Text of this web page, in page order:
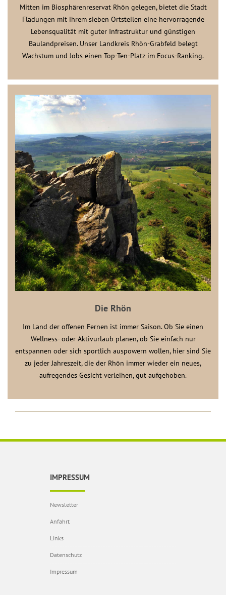
Mitten im Biosphärenreservat Rhön gelegen, bietet die Stadt
Fladungen mit ihrem sieben Ortsteilen eine hervorragende
Lebensqualität mit guter Infrastruktur und günstigen
Baulandpreisen. Unser Landkreis Rhön-Grabfeld belegt
Wachstum und Jobs einen Top-Ten-Platz im Focus-Ranking.
Die Rhön
Im Land der offenen Fernen ist immer Saison. Ob Sie einen
Wellness- oder Aktivurlaub planen, ob Sie einfach nur
entspannen oder sich sportlich auspowern wollen, hier sind Sie
zu jeder Jahreszeit, die der Rhön immer wieder ein neues,
aufregendes Gesicht verleihen, gut aufgehoben.
IMPRESSUM
Newsletter
Anfahrt
Links
Datenschutz
Impressum